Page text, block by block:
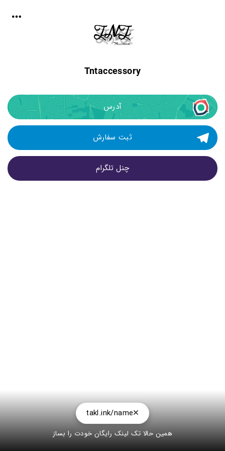
Tntaccessory
آدرس
ثبت سفارش
چنل تلگرام
takl.ink/name
همین حالا تک لینک رایگان خودت را بساز